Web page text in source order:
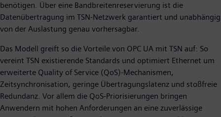
benötigen. Über eine Bandbreitenreservierung ist die
Datenübertragung im TSN-Netzwerk garantiert und unabhängig
von der Auslastung genau vorhersagbar.
Das Modell greift so die Vorteile von OPC UA mit TSN auf: So
vereint TSN existierende Standards und optimiert Ethernet um
erweiterte Quality of Service (QoS)-Mechanismen,
Zeitsynchronisation, geringe Übertragungslatenz und stoßfreie
Redundanz. Vor allem die QoS-Priorisierungen bringen
Anwendern mit hohen Anforderungen an eine zuverlässige